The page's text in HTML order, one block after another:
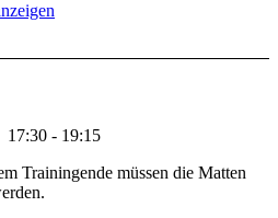
17:30 - 19:15
Trainingende müssen die Matten